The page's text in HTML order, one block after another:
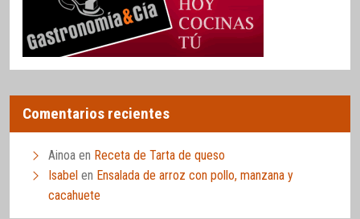
Comentarios recientes
Ainoa en Receta de Tarta de queso
Isabel en Ensalada de arroz con pollo, manzana y
cacahuete